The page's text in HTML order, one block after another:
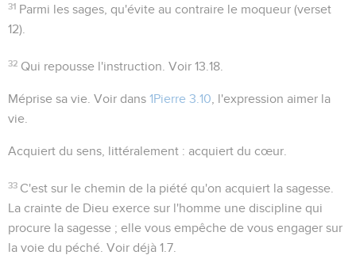
31 Parmi les sages , qu'évite au contraire le moqueur (verset
12).
32 Qui repousse l'instruction . Voir13.18
Méprise sa vie . Voir dans 1Pierre 3.10 , l'expression aimer la
vie
Acquiert du sens , littéralement : acquiert du cœur
33 C'est sur le chemin de la piété qu'on acquiert la sagesse.
La crainte de Dieu exerce sur l'homme une discipline qui
procure la sagesse ; elle vous empêche de vous engager sur
la voie du péché. Voir déjà 1.7